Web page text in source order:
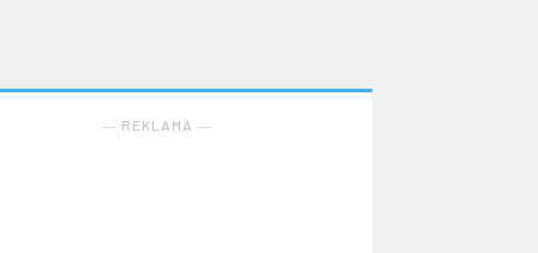
Náš web nabízí komplexní informace a rady pro
různých onemocněních, přínosné zdravotní praktiky,
― REKLAMA ―